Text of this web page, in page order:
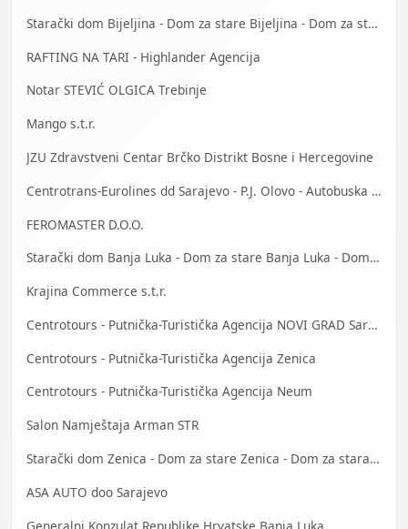
Starački dom Bijeljina - Dom za stare Bijeljina - Dom za stara lica Bijeljina
RAFTING NA TARI - Highlander Agencija
Notar STEVIĆ OLGICA Trebinje
Mango s.t.r.
JZU Zdravstveni Centar Brčko Distrikt Bosne i Hercegovine
Centrotrans-Eurolines dd Sarajevo - P.J. Olovo - Autobuska stanica
FEROMASTER D.O.O.
Starački dom Banja Luka - Dom za stare Banja Luka - Dom za stara lica Banjaluka
Krajina Commerce s.t.r.
Centrotours - Putnička-Turistička Agencija NOVI GRAD Sarajevo
Centrotours - Putnička-Turistička Agencija Zenica
Centrotours - Putnička-Turistička Agencija Neum
Salon Namještaja Arman STR
Starački dom Zenica - Dom za stare Zenica - Dom za stara lica Zenica
ASA AUTO doo Sarajevo
Generalni Konzulat Republike Hrvatske Banja Luka